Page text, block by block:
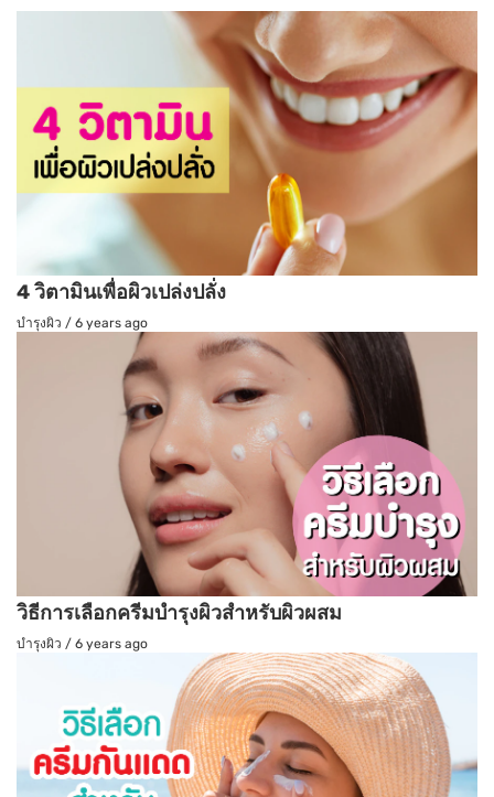
4 วิตามินเพื่อผิวเปล่งปลั่ง
บำรุงผิว / 6 years ago
วิธีการเลือกครีมบำรุงผิวสำหรับผิวผสม
บำรุงผิว / 6 years ago